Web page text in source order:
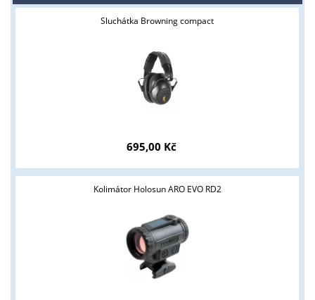
Sluchátka Browning compact
695,00 Kč
Kolimátor Holosun ARO EVO RD2